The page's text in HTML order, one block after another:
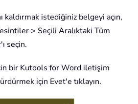
kaldırmak istediğiniz belgeyi açın,
> Seçili Aralıktaki Tüm
seçin.
bir Kutools for Word iletişim
için Evet'e tıklayın.